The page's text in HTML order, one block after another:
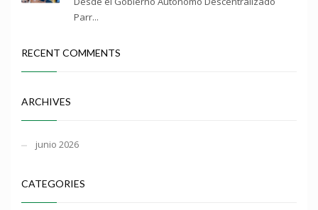
Parr...
RECENT COMMENTS
ARCHIVES
junio 2026
CATEGORIES